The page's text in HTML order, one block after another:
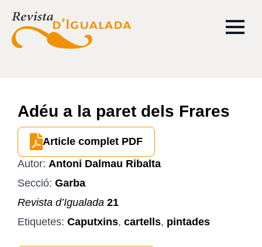
Adéu a la paret dels Frares
Article complet PDF
Autor: Antoni Dalmau Ribalta
Secció: Garba
Revista d’Igualada 21
Etiquetes: Caputxins, cartells, pintades